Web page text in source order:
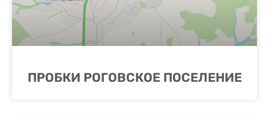
ПРОБКИ РОГОВСКОЕ ПОСЕЛЕНИЕ